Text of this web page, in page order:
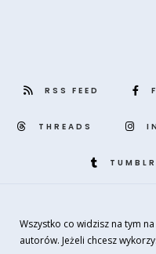
RSS FEED
THREADS
TUMBLR
Wszystko co widzisz na tym
autorów. Jeżeli chcesz